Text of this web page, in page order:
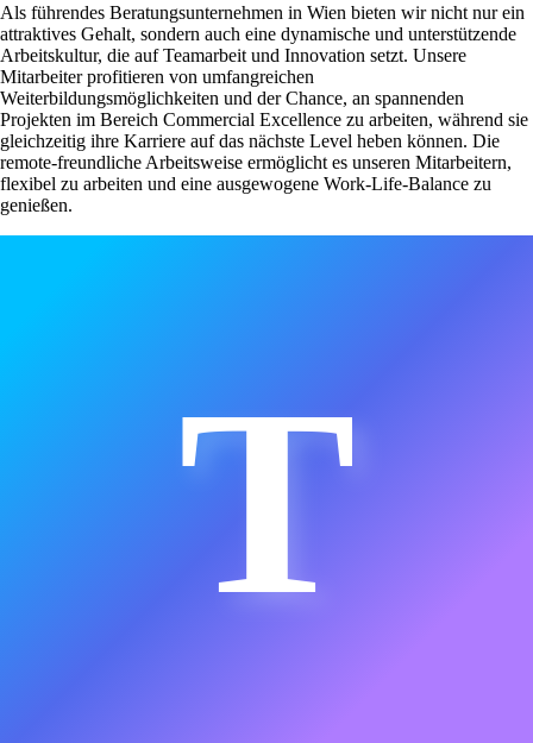
Als führendes Beratungsunternehmen in Wien bieten wir nicht nur ein
attraktives Gehalt, sondern auch eine dynamische und unterstützende
Arbeitskultur, die auf Teamarbeit und Innovation setzt. Unsere
Mitarbeiter profitieren von umfangreichen
Weiterbildungsmöglichkeiten und der Chance, an spannenden
Projekten im Bereich Commercial Excellence zu arbeiten, während sie
gleichzeitig ihre Karriere auf das nächste Level heben können. Die
remote-freundliche Arbeitsweise ermöglicht es unseren Mitarbeitern,
flexibel zu arbeiten und eine ausgewogene Work-Life-Balance zu
genießen.
T